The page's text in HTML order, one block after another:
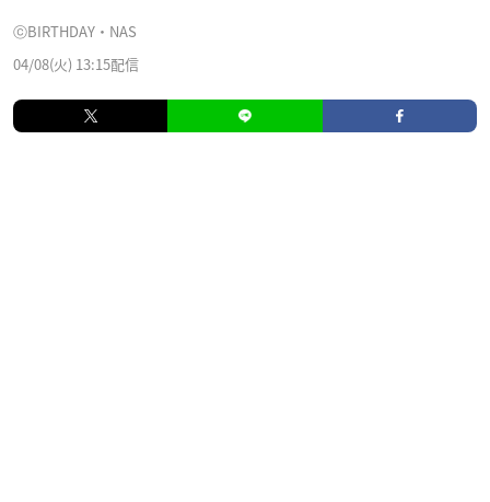
ⓒBIRTHDAY・NAS
04/08(火) 13:15配信